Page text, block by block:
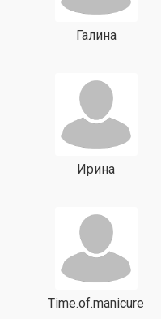
Галина
Ирина
Time.of.manicure